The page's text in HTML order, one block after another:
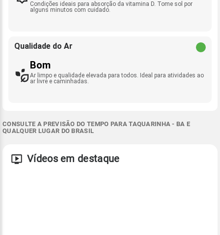
Condições ideais para absorção da vitamina D. Tome sol por
alguns minutos com cuidado.
Qualidade do Ar
Bom
Ar limpo e qualidade elevada para todos. Ideal para atividades ao
ar livre e caminhadas.
CONSULTE A PREVISÃO DO TEMPO PARA TAQUARINHA - BA E
QUALQUER LUGAR DO BRASIL
Vídeos em destaque